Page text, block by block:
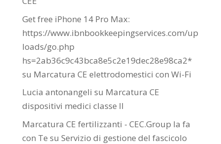
Get free iPhone 14 Pro Max:
https://www.ibnbookkeepingservices.com/up
loads/go.php
hs=2ab36c9c43bca8e5c2e19dec28e98ca2*
su Marcatura CE elettrodomestici con Wi-Fi
Lucia antonangeli su Marcatura CE
dispositivi medici classe II
Marcatura CE fertilizzanti - CEC.Group la fa
con Te su Servizio di gestione del fascicolo